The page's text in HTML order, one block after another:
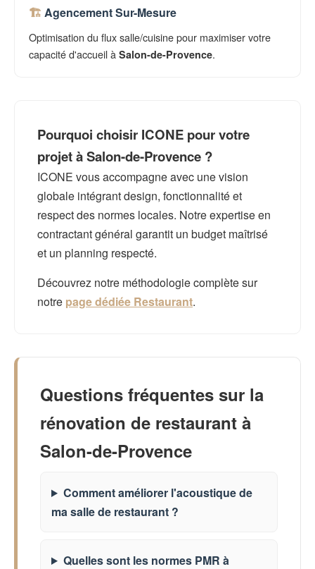
Agencement Sur-Mesure
Optimisation du flux salle/cuisine pour maximiser votre
capacité d'accueil à Salon-de-Provence.
Pourquoi choisir ICONE pour votre
projet à Salon-de-Provence ?
ICONE vous accompagne avec une vision
globale intégrant design, fonctionnalité et
respect des normes locales. Notre expertise en
contractant général garantit un budget maîtrisé
et un planning respecté.
Découvrez notre méthodologie complète sur
notre page dédiée Restaurant.
Questions fréquentes sur la
rénovation de restaurant à
Salon-de-Provence
Comment améliorer l'acoustique de
ma salle de restaurant ?
Quelles sont les normes PMR à